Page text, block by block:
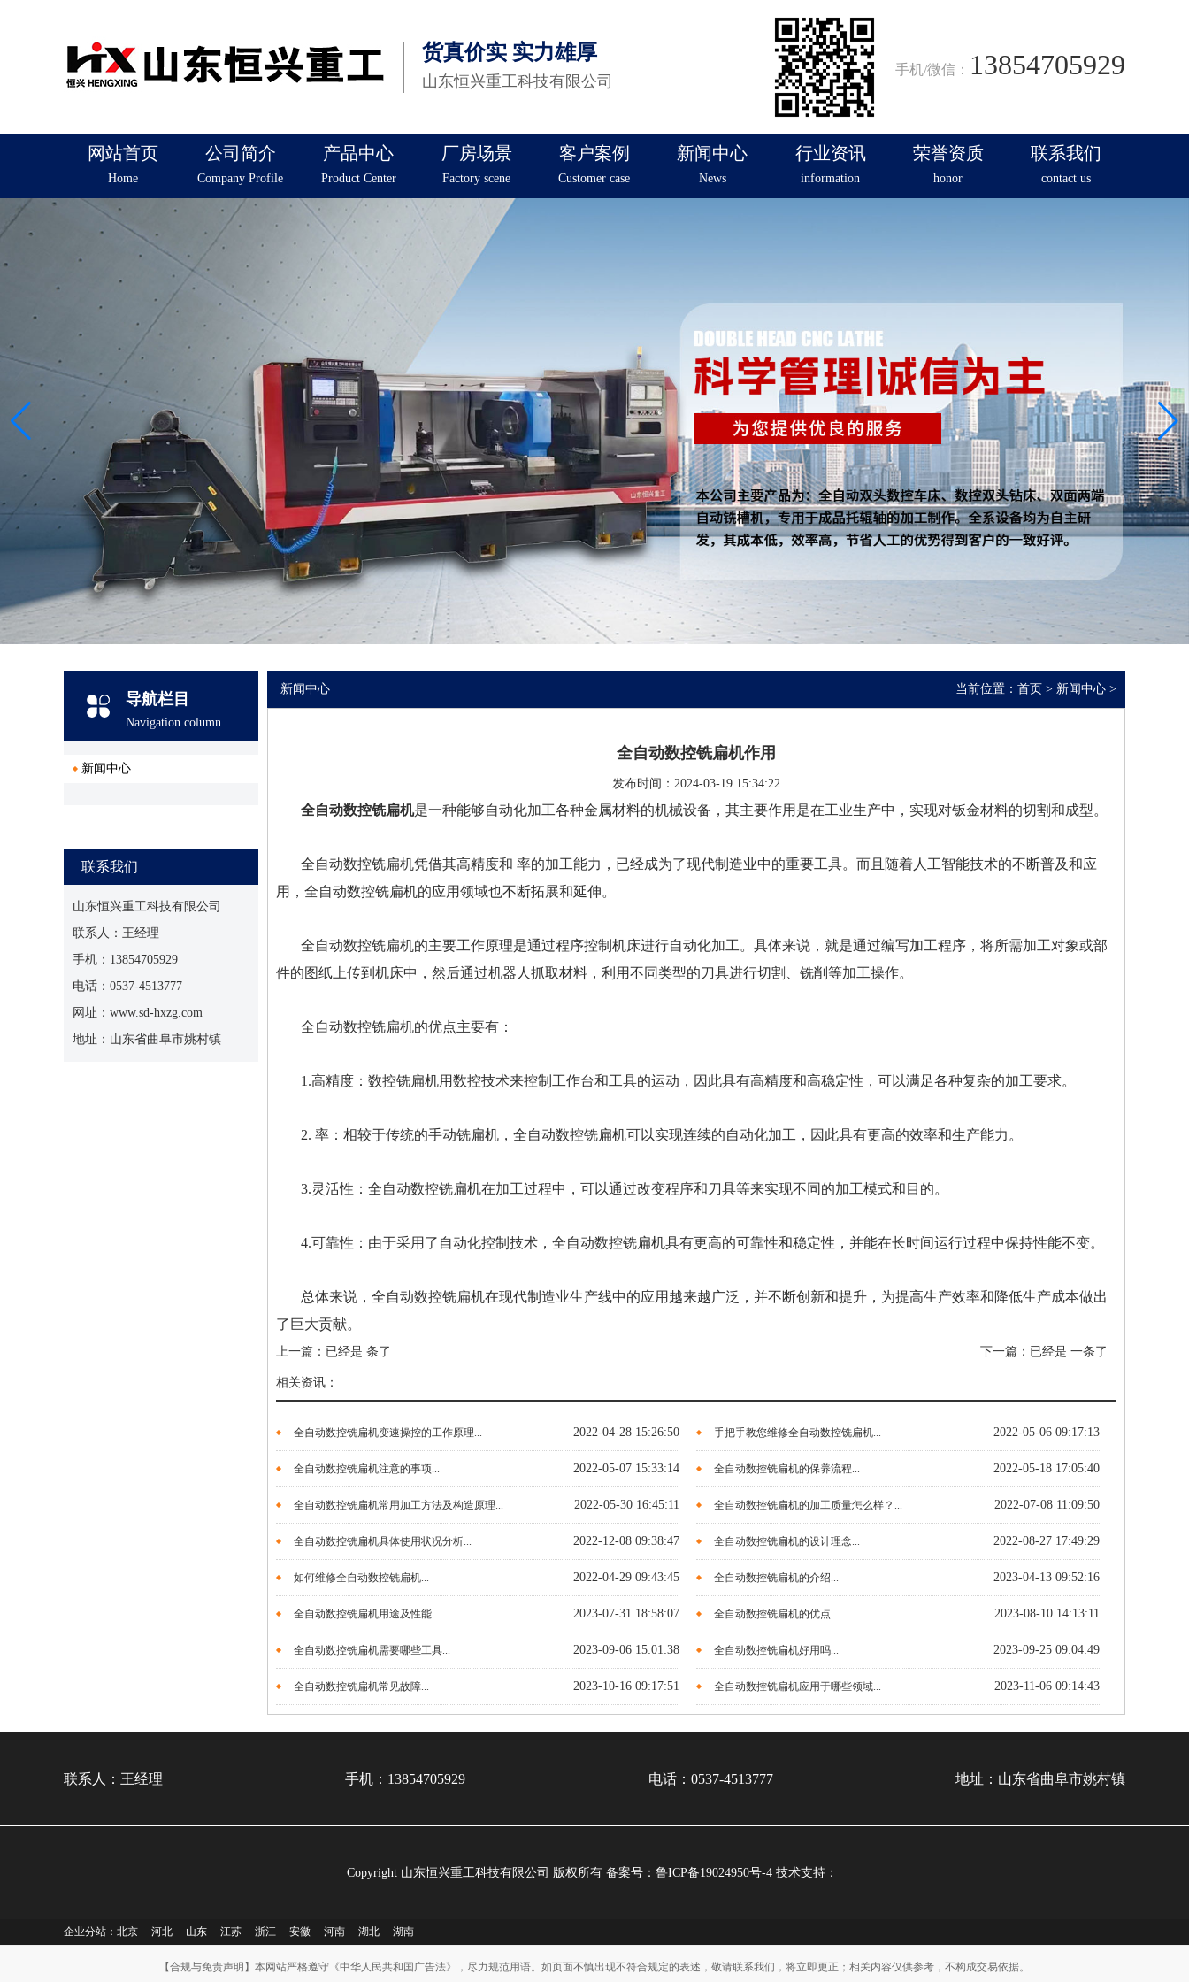
货真价实 实力雄厚
山东恒兴重工科技有限公司
手机/微信： 13854705929
网站首页
Home
公司简介
Company Profile
产品中心
Product Center
厂房场景
Factory scene
客户案例
Customer case
新闻中心
News
行业资讯
information
荣誉资质
honor
联系我们
contact us
导航栏目
Navigation column
新闻中心
联系我们
山东恒兴重工科技有限公司
联系人：王经理
手机：13854705929
电话：0537-4513777
网址：www.sd-hxzg.com
地址：山东省曲阜市姚村镇
当前位置： 首页 > 新闻中心 >
新闻中心
全自动数控铣扁机作用
发布时间：2024-03-19 15:34:22
全自动数控铣扁机是一种能够自动化加工各种金属材料的机械设备，其主要作用是在工业生产中，实现对钣金材料的切割和成型。
全自动数控铣扁机凭借其高精度和 率的加工能力，已经成为了现代制造业中的重要工具。而且随着人工智能技术的不断普及和应
用，全自动数控铣扁机的应用领域也不断拓展和延伸。
全自动数控铣扁机的主要工作原理是通过程序控制机床进行自动化加工。具体来说，就是通过编写加工程序，将所需加工对象或部
件的图纸上传到机床中，然后通过机器人抓取材料，利用不同类型的刀具进行切割、铣削等加工操作。
全自动数控铣扁机的优点主要有：
1.高精度：数控铣扁机用数控技术来控制工作台和工具的运动，因此具有高精度和高稳定性，可以满足各种复杂的加工要求。
2. 率：相较于传统的手动铣扁机，全自动数控铣扁机可以实现连续的自动化加工，因此具有更高的效率和生产能力。
3.灵活性：全自动数控铣扁机在加工过程中，可以通过改变程序和刀具等来实现不同的加工模式和目的。
4.可靠性：由于采用了自动化控制技术，全自动数控铣扁机具有更高的可靠性和稳定性，并能在长时间运行过程中保持性能不变。
总体来说，全自动数控铣扁机在现代制造业生产线中的应用越来越广泛，并不断创新和提升，为提高生产效率和降低生产成本做出
了巨大贡献。
上一篇：已经是 条了 下一篇：已经是 一条了
相关资讯：
2022-04-28 15:26:50
全自动数控铣扁机变速操控的工作原理... 2022-05-06 09:17:13
手把手教您维修全自动数控铣扁机...
2022-05-07 15:33:14
全自动数控铣扁机注意的事项... 2022-05-18 17:05:40
全自动数控铣扁机的保养流程...
2022-05-30 16:45:11
全自动数控铣扁机常用加工方法及构造原理... 2022-07-08 11:09:50
全自动数控铣扁机的加工质量怎么样？...
2022-12-08 09:38:47
全自动数控铣扁机具体使用状况分析... 2022-08-27 17:49:29
全自动数控铣扁机的设计理念...
2022-04-29 09:43:45
如何维修全自动数控铣扁机... 2023-04-13 09:52:16
全自动数控铣扁机的介绍...
2023-07-31 18:58:07
全自动数控铣扁机用途及性能... 2023-08-10 14:13:11
全自动数控铣扁机的优点...
2023-09-06 15:01:38
全自动数控铣扁机需要哪些工具... 2023-09-25 09:04:49
全自动数控铣扁机好用吗...
2023-10-16 09:17:51
全自动数控铣扁机常见故障... 2023-11-06 09:14:43
全自动数控铣扁机应用于哪些领域​...
联系人：王经理 手机：13854705929 电话：0537-4513777 地址：山东省曲阜市姚村镇
Copyright 山东恒兴重工科技有限公司 版权所有 备案号：鲁ICP备19024950号-4 技术支持：
企业分站： 北京 河北 山东 江苏 浙江 安徽 河南 湖北 湖南
【合规与免责声明】本网站严格遵守《中华人民共和国广告法》，尽力规范用语。如页面不慎出现不符合规定的表述，敬请联系我们，将立即更正；相关内容仅供参考，不构成交易依据。